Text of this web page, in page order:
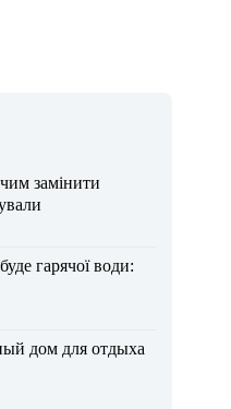
замінити
гарячої води:
дом для отдыха